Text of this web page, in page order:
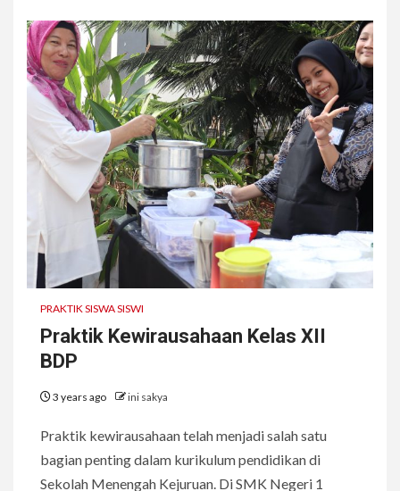
PRAKTIK SISWA SISWI
Praktik Kewirausahaan Kelas XII
BDP
3 years ago ini sakya
Praktik kewirausahaan telah menjadi salah satu
bagian penting dalam kurikulum pendidikan di
Sekolah Menengah Kejuruan. Di SMK Negeri 1